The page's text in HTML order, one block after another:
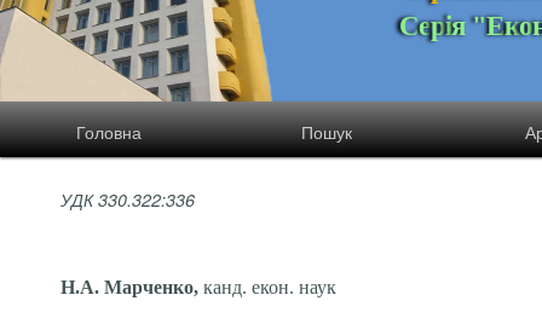
Серія "Еко
Головна Пошук
УДК 330.322:336
Н.А. Марченко, канд. екон. наук